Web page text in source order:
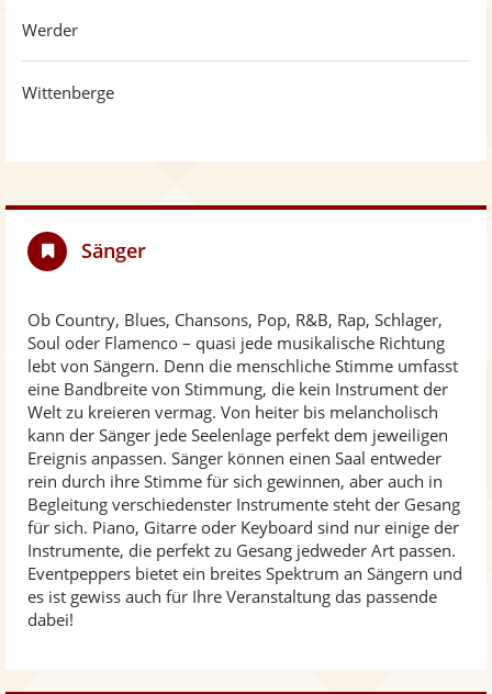
Werder
Wittenberge
Sänger
Ob Country, Blues, Chansons, Pop, R&B, Rap, Schlager,
Soul oder Flamenco – quasi jede musikalische Richtung
lebt von Sängern. Denn die menschliche Stimme umfasst
eine Bandbreite von Stimmung, die kein Instrument der
Welt zu kreieren vermag. Von heiter bis melancholisch
kann der Sänger jede Seelenlage perfekt dem jeweiligen
Ereignis anpassen. Sänger können einen Saal entweder
rein durch ihre Stimme für sich gewinnen, aber auch in
Begleitung verschiedenster Instrumente steht der Gesang
für sich. Piano, Gitarre oder Keyboard sind nur einige der
Instrumente, die perfekt zu Gesang jedweder Art passen.
Eventpeppers bietet ein breites Spektrum an Sängern und
es ist gewiss auch für Ihre Veranstaltung das passende
dabei!